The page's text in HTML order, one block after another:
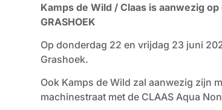
Kamps de Wild / Claas is aanwezig
GRASHOEK
Op donderdag 22 en vrijdag 23 juni
Grashoek.
Ook Kamps de Wild zal aanwezig zijn
machinestraat met de CLAAS Aqua